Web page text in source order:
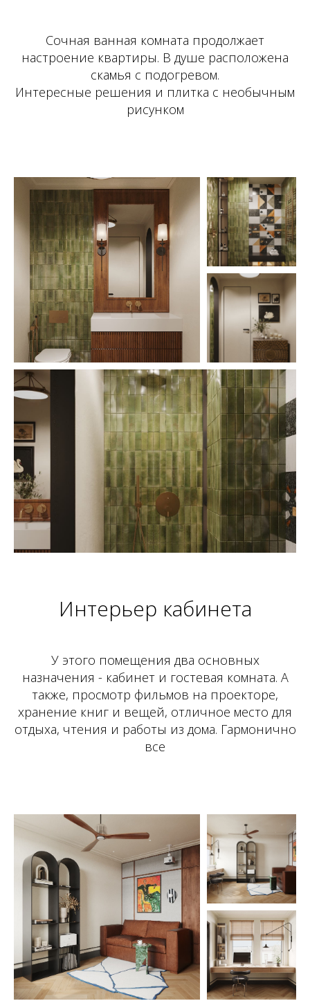
Сочная ванная комната продолжает
настроение квартиры. В душе расположена
скамья с подогревом.
Интересные решения и плитка с необычным
рисунком
Интерьер кабинета
У этого помещения два основных
назначения - кабинет и гостевая комната. А
также, просмотр фильмов на проекторе,
хранение книг и вещей, отличное место для
отдыха, чтения и работы из дома. Гармонично
все